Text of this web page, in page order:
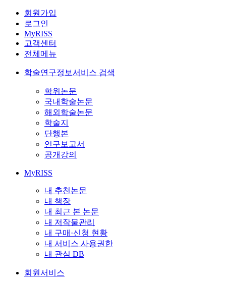
회원가입
로그인
MyRISS
고객센터
전체메뉴
학술연구정보서비스 검색
학위논문
국내학술논문
해외학술논문
학술지
단행본
연구보고서
공개강의
MyRISS
내 추천논문
내 책장
내 최근 본 논문
내 저작물관리
내 구매·신청 현황
내 서비스 사용권한
내 관심 DB
회원서비스